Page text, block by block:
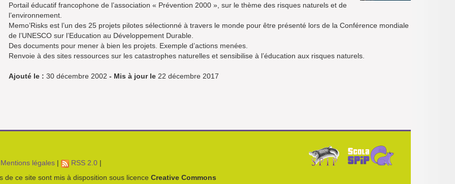
Portail éducatif francophone de l’association « Prévention 2000 », sur le thème des risques naturels et de
l’environnement.
Memo’Risks est l’un des 25 projets pilotes sélectionné à travers le monde pour être présenté lors de la Conférence mondiale
de l’UNESCO sur l’Education au Développement Durable.
Des documents pour mener à bien les projets. Exemple d’actions menées.
Renvoie à des sites ressources sur les catastrophes naturelles et sensibilise à l’éducation aux risques naturels.
Ajouté le : 30 décembre 2002 - Mis à jour le 22 décembre 2017
Mentions légales| RSS 2.0 |
de ce site sont mis à disposition sous licence Creative Commons